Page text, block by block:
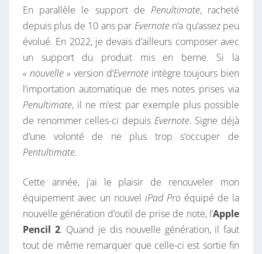
En parallèle le support de Penultimate, racheté
depuis plus de 10 ans par Evernoten’a qu’assez peu
évolué. En 2022, je devais d’ailleurs composer avec
un support du produit mis en berne. Si la
« nouvelle » version d’Evernote intègre toujours bien
l’importation automatique de mes notes prises via
Penultimate, il ne m’est par exemple plus possible
de renommer celles-ci depuis Evernote. Signe déjà
d’une volonté de ne plus trop s’occuper de
Pentultimate.
Cette année, j’ai le plaisir de renouveler mon
équipement avec un nouvel iPad Pro équipé de la
nouvelle génération d’outil de prise de note, l’Apple
Pencil 2. Quand je dis nouvelle génération, il faut
tout de même remarquer que celle-ci est sortie fin